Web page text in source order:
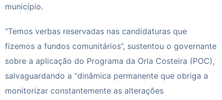
município.
“Temos verbas reservadas nas candidaturas que
fizemos a fundos comunitários”, sustentou o governante
sobre a aplicação do Programa da Orla Costeira (POC),
salvaguardando a “dinâmica permanente que obriga a
monitorizar constantemente as alterações